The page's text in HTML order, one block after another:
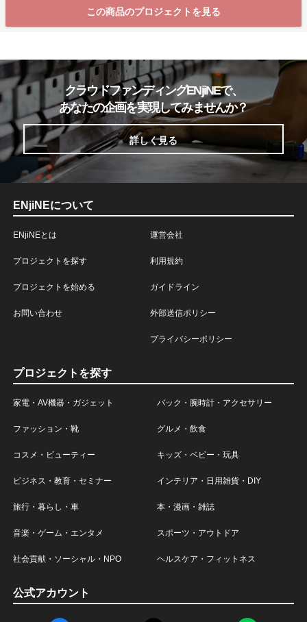
この商品のプロジェクトを見る
クラウドファンディングENjiNEで、
あなたの企画を実現してみませんか？
詳しく見る
ENjiNEについて
ENjiNEとは
プロジェクトを探す
プロジェクトを始める
お問い合わせ
運営会社
利用規約
ガイドライン
外部送信ポリシー
プライバシーポリシー
プロジェクトを探す
家電・AV機器・ガジェット バック・腕時計・アクセサリー
ファッション・靴 グルメ・飲食
コスメ・ビューティー キッズ・ベビー・玩具
ビジネス・教育・セミナー インテリア・日用雑貨・DIY
旅行・暮らし・車 本・漫画・雑誌
音楽・ゲーム・エンタメ スポーツ・アウトドア
社会貢献・ソーシャル・NPO ヘルスケア・フィットネス
公式アカウント